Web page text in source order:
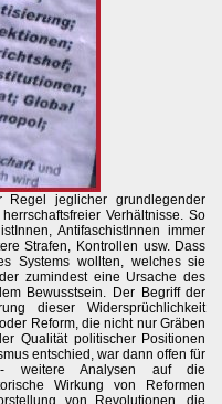
jeglicher grundlegender
Verhältnisse. So
Antifaschistlnnen immer
Strafen, Kontrollen usw. Dass
Systems wollten, welches sie
zumindest eine Ursache des
Bewusstsein. Der Begriff der
dieser Widersprüchlichkeit
Reform, die nicht nur Gräben
Qualität politischer Positionen
entschied, war dann offen für
- weitere Analysen auf die
Wirkung von Reformen
von Revolutionen, die